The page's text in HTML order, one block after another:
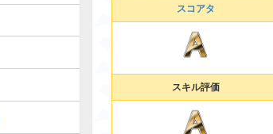
スコアタ
スキル評価